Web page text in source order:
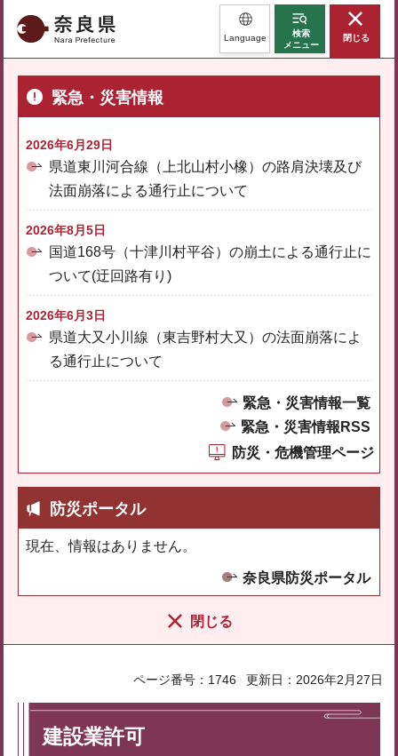
奈良県 Language
検索
メニュー
閉じる
緊急・災害情報
2026年6月29日
県道東川河合線（上北山村小橡）の路肩決壊及び
法面崩落による通行止について
2026年8月5日
国道168号（十津川村平谷）の崩土による通行止に
ついて(迂回路有り)
2026年6月3日
県道大又小川線（東吉野村大又）の法面崩落によ
る通行止について
緊急・災害情報一覧
緊急・災害情報RSS
防災・危機管理ページ
防災ポータル
現在、情報はありません。
奈良県防災ポータル
閉じる
ページ番号：1746 更新日：2026年2月27日
建設業許可